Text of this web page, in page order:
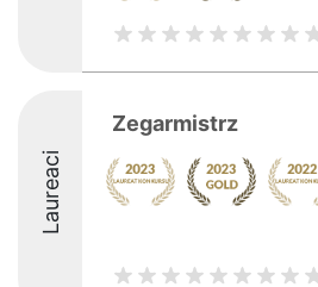
Laureaci
Zegarmistrz